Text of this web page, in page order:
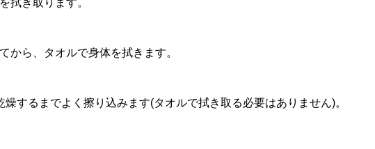
拭き取ります。
から、タオルで身体を拭きます。
するまでよく擦り込みます(タオルで拭き取る必要はありません)。